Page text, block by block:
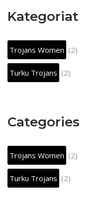
Kategoriat
Trojans Women (2)
Turku Trojans (2)
Categories
Trojans Women (2)
Turku Trojans (2)